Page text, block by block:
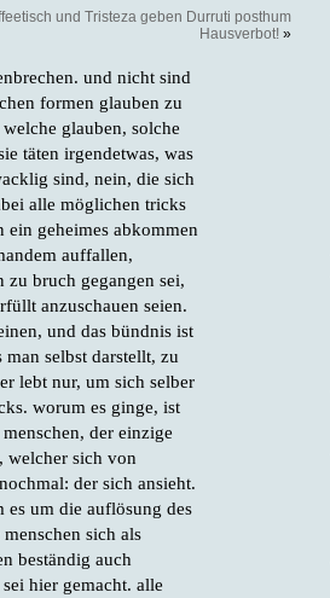
und Tristeza geben Durruti posthum
Hausverbot! »
und nicht sind
formen glauben zu
glauben, solche
täten irgendetwas, was
sind, nein, die sich
alle möglichen tricks
geheimes abkommen
auffallen,
zu bruch gegangen sei,
anzuschauen seien.
und das bündnis ist
selbst darstellt, zu
lebt nur, um sich selber
worum es ginge, ist
der einzige
welcher sich von
der sich ansieht.
es um die auflösung des
sich als
beständig auch
hier gemacht. alle